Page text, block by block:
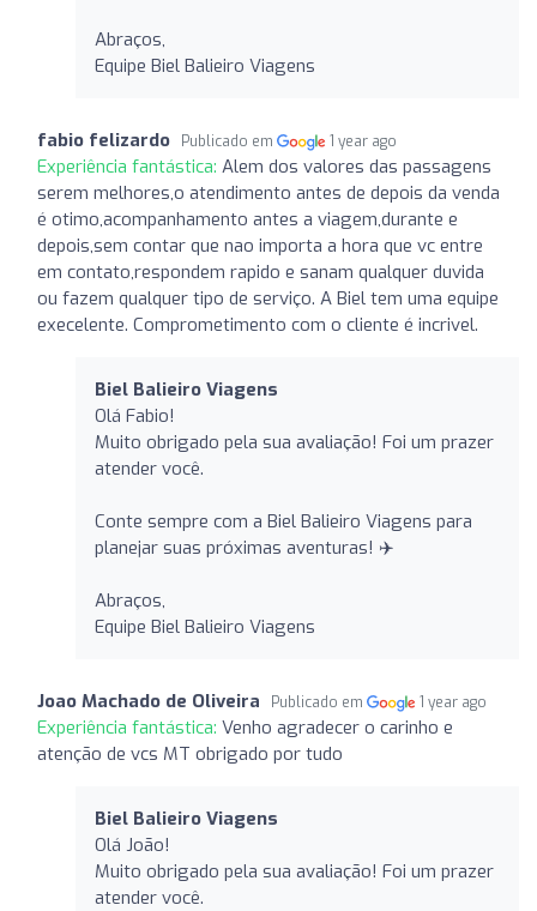
Abraços,
Equipe Biel Balieiro Viagens
fabio felizardo Publicado em 1 year ago
Experiência fantástica: Alem dos valores das passagens
serem melhores,o atendimento antes de depois da venda
é otimo,acompanhamento antes a viagem,durante e
depois,sem contar que nao importa a hora que vc entre
em contato,respondem rapido e sanam qualquer duvida
ou fazem qualquer tipo de serviço. A Biel tem uma equipe
execelente. Comprometimento com o cliente é incrivel.
Biel Balieiro Viagens
Olá Fabio!
Muito obrigado pela sua avaliação! Foi um prazer
atender você.
Conte sempre com a Biel Balieiro Viagens para
planejar suas próximas aventuras! ✈️
Abraços,
Equipe Biel Balieiro Viagens
Joao Machado de Oliveira Publicado em 1 year ago
Experiência fantástica: Venho agradecer o carinho e
atenção de vcs MT obrigado por tudo
Biel Balieiro Viagens
Olá João!
Muito obrigado pela sua avaliação! Foi um prazer
atender você.